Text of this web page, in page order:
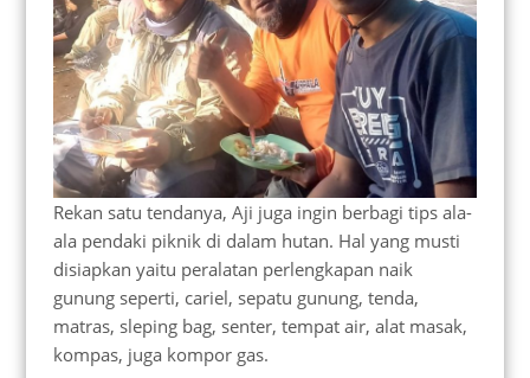
Rekan satu tendanya, Aji juga ingin berbagi tips ala-
ala pendaki piknik di dalam hutan. Hal yang musti
disiapkan yaitu peralatan perlengkapan naik
gunung seperti, cariel, sepatu gunung, tenda,
matras, sleping bag, senter, tempat air, alat masak,
kompas, juga kompor gas.